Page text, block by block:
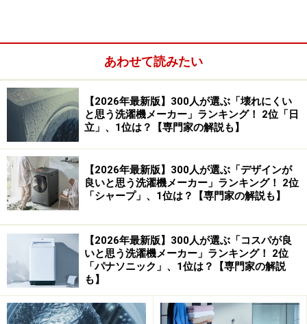
で汚れを落とす」（50代女性／山口県）
「AIでもっとも適した洗い方を設定してくれ
る」（60代女性／静岡県）
あわせて読みたい
【2026年最新版】300人が選ぶ「壊れにくい
と思う洗濯機メーカー」ランキング！ 2位「日
立」、1位は？【専門家の解説も】
【2026年最新版】300人が選ぶ「デザインが
良いと思う洗濯機メーカー」ランキング！ 2位
「シャープ」、1位は？【専門家の解説も】
【2026年最新版】300人が選ぶ「コスパが良
いと思う洗濯機メーカー」ランキング！ 2位
「パナソニック」、1位は？【専門家の解説
も】